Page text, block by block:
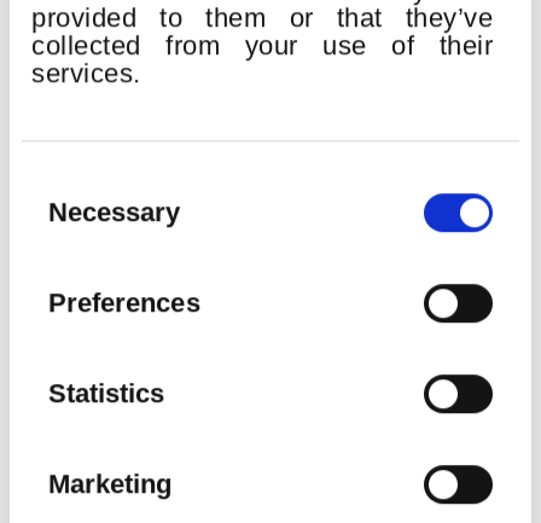
provided to them or that they’ve
collected from your use of their
services.
Selection
Necessary
Preferences
Statistics
Marketing
QUINCENA MUSICAL DONOSTIARRA
H. Berlioz:Gran Misa de Muertos “Réquiem” op.5
Bilbao Orkestra Sinfonikoa
Orfeón Donostiarra
Erik Nielsen, director